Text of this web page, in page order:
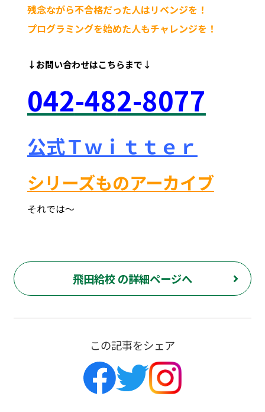
残念ながら不合格だった人はリベンジを！
プログラミングを始めた人もチャレンジを！
↓お問い合わせはこちらまで↓
042-482-8077
公式Ｔｗｉｔｔｅｒ
シリーズものアーカイブ
それでは～
飛田給校 の詳細ページへ
この記事をシェア